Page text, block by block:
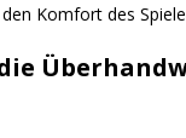
Komfort des